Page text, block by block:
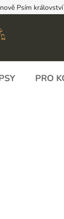
Psím království
PRO